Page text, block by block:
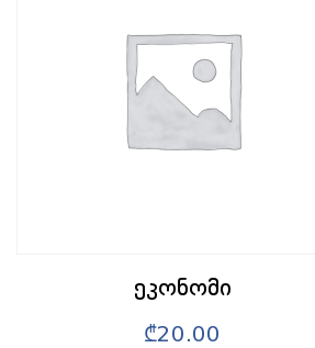
ეკონომი
₾20.00